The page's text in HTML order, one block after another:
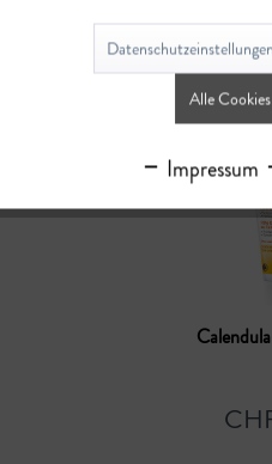
Datenschutzeinstellungen
Alle
Impressum